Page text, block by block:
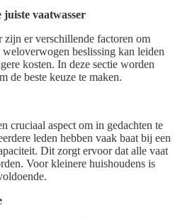
vaatwasser
zijn er verschillende factoren om
beslissing kan leiden
kosten. In deze sectie worden
de beste keuze te maken.
cruciaal aspect om in gedachten te
leden hebben vaak baat bij een
Dit zorgt ervoor dat alle vaat
Voor kleinere huishoudens is